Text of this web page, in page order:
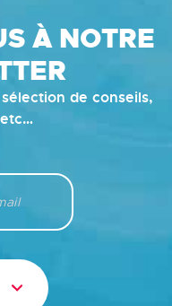
À NOTRE
de conseils,